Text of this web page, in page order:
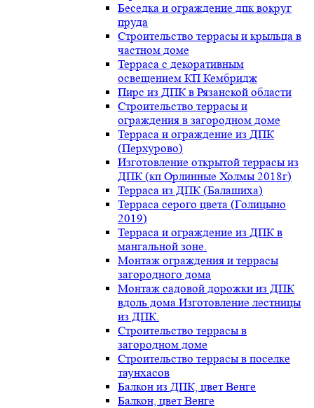
Беседка и ограждение дпк вокруг
пруда
Строительство террасы и крыльца в
частном доме
Терраса с декоративным
освещением КП Кембридж
Пирс из ДПК в Рязанской области
Строительство террасы и
ограждения в загородном доме
Терраса и ограждение из ДПК
(Перхурово)
Изготовление открытой террасы из
ДПК (кп Орлинные Холмы 2018г)
Терраса из ДПК (Балашиха)
Терраса серого цвета (Голицыно
2019)
Терраса и ограждение из ДПК в
мангальной зоне.
Монтаж ограждения и террасы
загородного дома
Монтаж садовой дорожки из ДПК
вдоль дома.Изготовление лестницы
из ДПК.
Строительство террасы в
загородном доме
Строительство террасы в поселке
таунхасов
Балкон из ДПК, цвет Венге
Балкон, цвет Венге